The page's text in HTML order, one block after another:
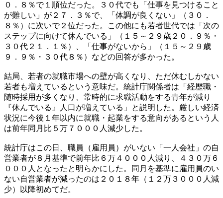
０．８％で１順位だった。３０代でも「仕事を見つけること
が難しい」が２７．３％で、「体調が良くない」（３０．
８％）に次いで２位だった。この他にも若者世代では「次の
ステップに向けて休んでいる」（１５～２９歳２０．９％・
３０代２１．１％）、「仕事がないから」（１５～２９歳
９．９％・３０代８％）などの回答が多かった。
結局、若者の就職市場への壁が高くなり、ただ休むしかない
若者も増えているという意味だ。統計庁関係者は「経歴職・
随時採用が多くなり、常時的に求職活動をする青年が減り
『休んでいる』人口が増えている」と説明した。厳しい経済
状況に今後１年以内に就職・起業をする意向があるという人
は前年同月比５万７０００人減少した。
統計庁はこの日、職員（雇用員）がいない「一人会社」の自
営業者が８月基準で前年比６万４０００人減り、４３０万６
０００人となったと明らかにした。同月を基準に雇用員のい
ない自営業者が減ったのは２０１８年（１２万３０００人減
少）以降初めてだ。